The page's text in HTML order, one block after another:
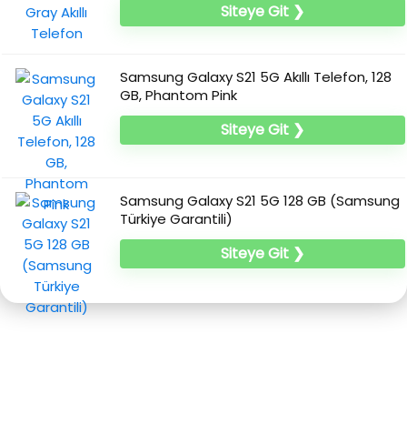
Siteye Git ❯
Samsung Galaxy S21 5G Akıllı Telefon, 128
GB, Phantom Pink
Siteye Git ❯
Samsung Galaxy S21 5G 128 GB (Samsung
Türkiye Garantili)
Siteye Git ❯